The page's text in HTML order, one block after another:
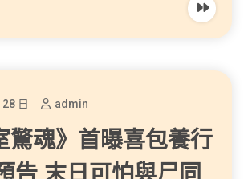
日 admin
驚魂》首曝喜包養行